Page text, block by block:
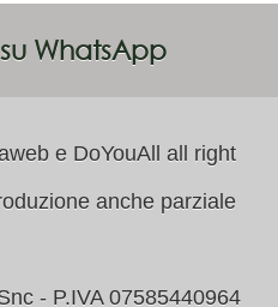
WhatsApp
e DoYouAll all right
anche parziale
- P.IVA 07585440964